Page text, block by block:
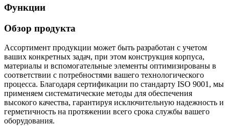
Функции
Обзор продукта
Ассортимент продукции может быть разработан с учетом
ваших конкретных задач, при этом конструкция корпуса,
материалы и вспомогательные элементы оптимизированы в
соответствии с потребностями вашего технологического
процесса. Благодаря сертификации по стандарту ISO 9001, мы
применяем систематические методы для обеспечения
высокого качества, гарантируя исключительную надежность и
герметичность на протяжении всего срока службы вашего
оборудования.